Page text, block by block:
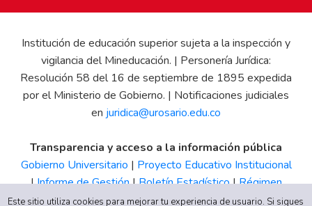
Institución de educación superior sujeta a la inspección y
vigilancia del Mineducación. | Personería Jurídica:
Resolución 58 del 16 de septiembre de 1895 expedida
por el Ministerio de Gobierno. | Notificaciones judiciales
en juridica@urosario.edu.co
Transparencia y acceso a la información pública
Gobierno Universitario | Proyecto Educativo Institucional
|Informe de Gestión|Boletín Estadístico|Régimen
Tributario|Estados Financieros |Código de Ética| Canal
Este sitio utiliza cookies para mejorar tu experiencia de usuario. Si sigues